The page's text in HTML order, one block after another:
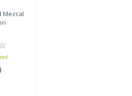
Mezcal